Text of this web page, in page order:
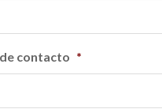
contacto *